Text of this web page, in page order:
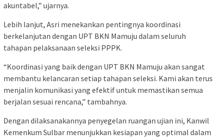
akuntabel,” ujarnya.
Lebih lanjut, Asri menekankan pentingnya koordinasi
berkelanjutan dengan UPT BKN Mamuju dalam seluruh
tahapan pelaksanaan seleksi PPPK.
“Koordinasi yang baik dengan UPT BKN Mamuju akan sangat
membantu kelancaran setiap tahapan seleksi. Kami akan terus
menjalin komunikasi yang efektif untuk memastikan semua
berjalan sesuai rencana,” tambahnya.
Dengan dilaksanakannya penyegelan ruangan ujian ini, Kanwil
Kemenkum Sulbar menunjukkan kesiapan yang optimal dalam